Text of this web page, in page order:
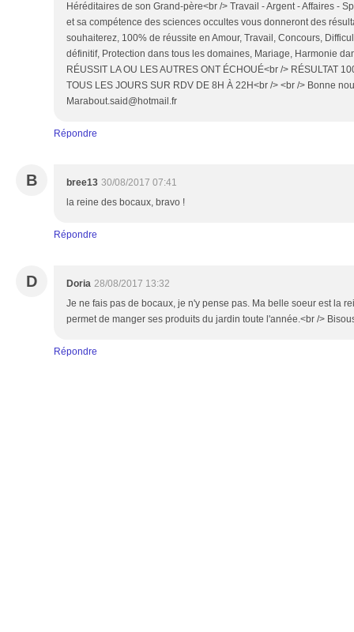
Héréditaires de son Grand-père<br /> Travail - Argent - Affaires -
et sa compétence des sciences occultes vous donneront des
souhaiterez, 100% de réussite en Amour, Travail, Concours,
définitif, Protection dans tous les domaines, Mariage, Harmonie
RÉUSSIT LA OU LES AUTRES ONT ÉCHOUÉ<br /> RÉSULTAT
TOUS LES JOURS SUR RDV DE 8H À 22H<br /> <br /> Bonne
Marabout.said@hotmail.fr
Répondre
B bree13 30/08/2017 07:41
la reine des bocaux, bravo !
Répondre
D Doria 28/08/2017 13:32
Je ne fais pas de bocaux, je n'y pense pas. Ma belle soeur est la
permet de manger ses produits du jardin toute l'année.<br />
Répondre